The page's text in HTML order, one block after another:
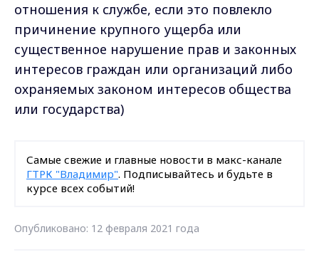
отношения к службе, если это повлекло
причинение крупного ущерба или
существенное нарушение прав и законных
интересов граждан или организаций либо
охраняемых законом интересов общества
или государства)
Самые свежие и главные новости в макс-канале
ГТРК "Владимир". Подписывайтесь и будьте в
курсе всех событий!
Опубликовано: 12 февраля 2021 года